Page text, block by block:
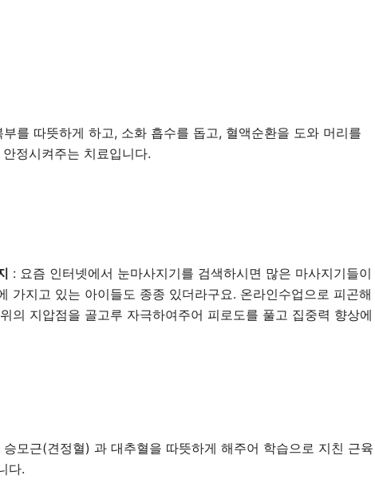
부를 따뜻하게 하고, 소화 흡수를 돕고, 혈액순환을 도와 머리를
정시켜주는 치료입니다.
: 요즘 인터넷에서 눈마사지기를 검색하시면 많은 마사지기들이
가지고 있는 아이들도 종종 있더라구요. 온라인수업으로 피곤해
의 지압점을 골고루 자극하여주어 피로도를 풀고 집중력 향상에
승모근(견정혈) 과 대추혈을 따뜻하게 해주어 학습으로 지친 근육
다.